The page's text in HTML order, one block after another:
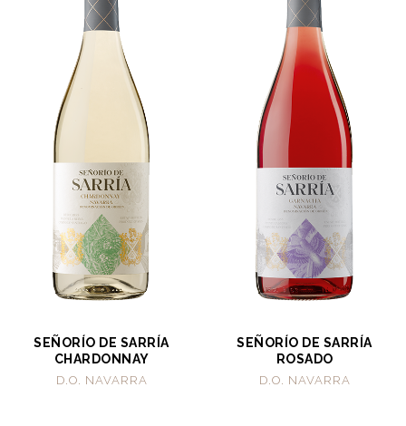
SEÑORÍO DE SARRÍA
CHARDONNAY
D.O. NAVARRA
SEÑORÍO DE SARRÍA
ROSADO
D.O. NAVARRA